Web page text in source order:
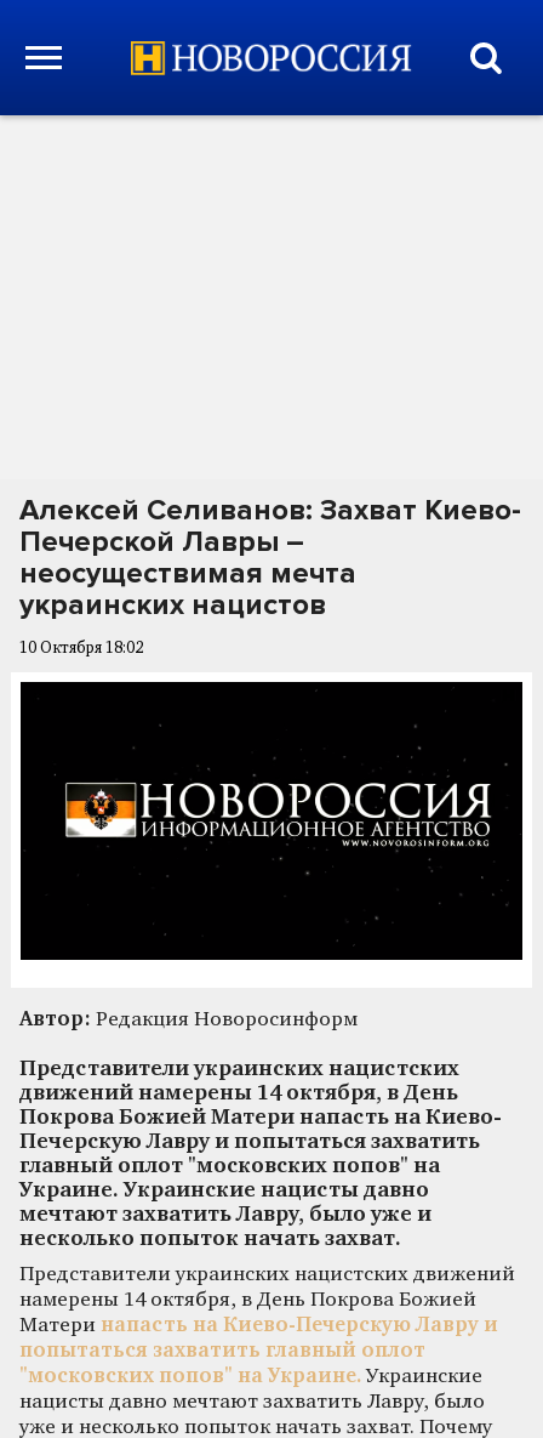
Алексей Селиванов: Захват Киево-
Печерской Лавры –
неосуществимая мечта
украинских нацистов
10 Октября 18:02
Автор: Редакция Новоросинформ
Представители украинских нацистских
движений намерены 14 октября, в День
Покрова Божией Матери напасть на Киево-
Печерскую Лавру и попытаться захватить
главный оплот "московских попов" на
Украине. Украинские нацисты давно
мечтают захватить Лавру, было уже и
несколько попыток начать захват.
Представители украинских нацистских движений
намерены 14 октября, в День Покрова Божией
Матери напасть на Киево-Печерскую Лавру и
попытаться захватить главный оплот
"московских попов" на Украине.Украинские
нацисты давно мечтают захватить Лавру, было
уже и несколько попыток начать захват. Почему